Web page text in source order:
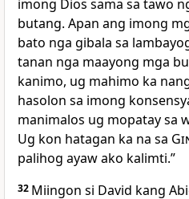
imong Dios sama sa tawo
butang. Apan ang imong
bato nga gibala sa
tanan nga maayong mga
kanimo, ug mahimo ka
hasolon sa imong
manimalos ug mopatay sa
Ug kon hatagan ka na sa
palihog ayaw ako kalimti.”
32 Miingon si David kang